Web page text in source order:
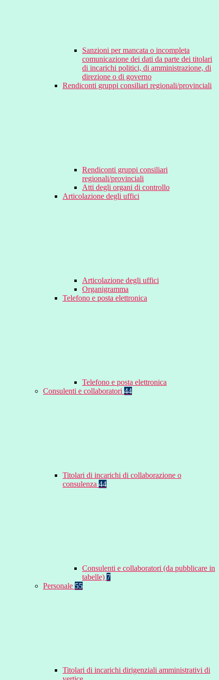
Sanzioni per mancata o incompleta
comunicazione dei dati da parte dei titolari
di incarichi politici, di amministrazione, di
direzione o di governo
Rendiconti gruppi consiliari regionali/provinciali
Rendiconti gruppi consiliari
regionali/provinciali
Atti degli organi di controllo
Articolazione degli uffici
Articolazione degli uffici
Organigramma
Telefono e posta elettronica
Telefono e posta elettronica
Consulenti e collaboratori 44
Titolari di incarichi di collaborazione o
consulenza 44
Consulenti e collaboratori (da pubblicare in
tabelle) 7
Personale 55
Titolari di incarichi dirigenziali amministrativi di